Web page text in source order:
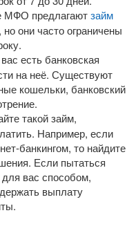
МФО предлагаютзайм
они часто ограничены
есть банковская
на неё. Существуют
кошельки, банковский
такой займ,
Например, если
банкингом, то найдите
Если пытаться
вас способом,
выплату